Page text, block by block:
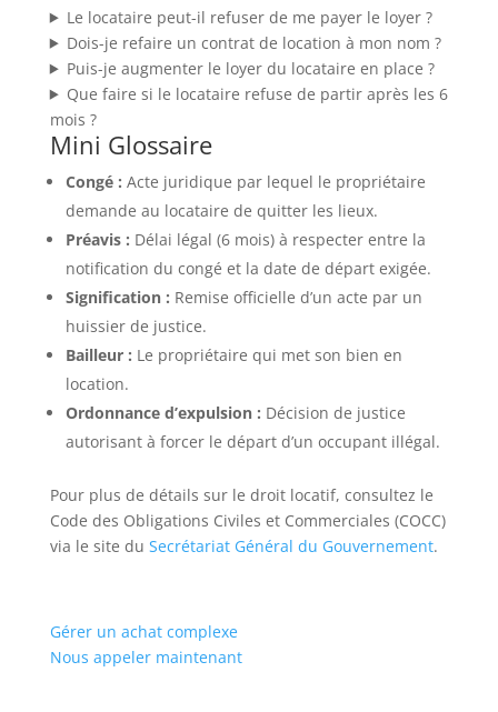
Le locataire peut-il refuser de me payer le loyer ?
Dois-je refaire un contrat de location à mon nom ?
Puis-je augmenter le loyer du locataire en place ?
Que faire si le locataire refuse de partir après les 6
mois ?
Mini Glossaire
Congé : Acte juridique par lequel le propriétaire
demande au locataire de quitter les lieux.
Préavis : Délai légal (6 mois) à respecter entre la
notification du congé et la date de départ exigée.
Signification : Remise officielle d’un acte par un
huissier de justice.
Bailleur : Le propriétaire qui met son bien en
location.
Ordonnance d’expulsion : Décision de justice
autorisant à forcer le départ d’un occupant illégal.
Pour plus de détails sur le droit locatif, consultez le
Code des Obligations Civiles et Commerciales (COCC)
via le site du Secrétariat Général du Gouvernement.
Gérer un achat complexe
Nous appeler maintenant